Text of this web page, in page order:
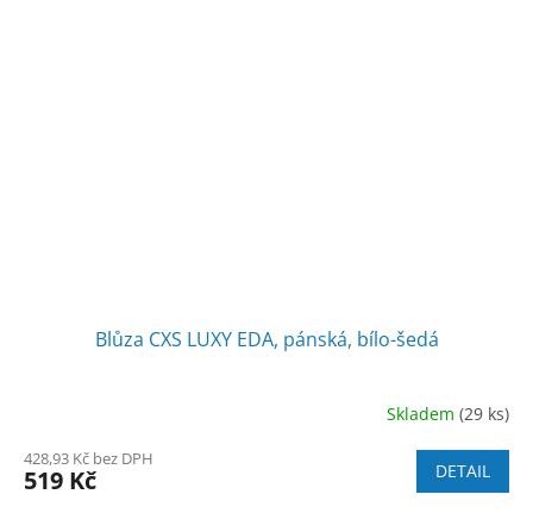
Blůza CXS LUXY EDA, pánská, bílo-šedá
Skladem (29 ks)
428,93 Kč bez DPH
519 Kč DETAIL